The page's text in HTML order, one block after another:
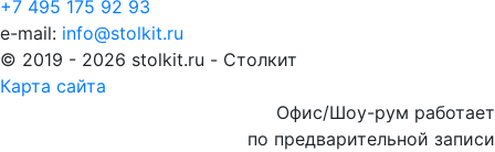
+7 495 175 92 93
e-mail: info@stolkit.ru
© 2019 - 2026 stolkit.ru - Столкит
Карта сайта
Офис/Шоу-рум работает
по предварительной записи